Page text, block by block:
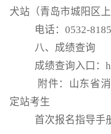
犬站（青岛市城阳区
电话：0532-
八、成绩查询
成绩查询入口：
附件：山东省
定站考生
首次报名指导手